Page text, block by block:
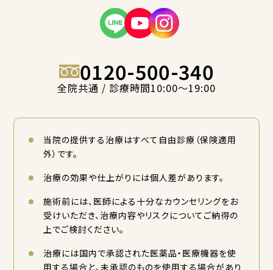
0120-500-340
全院共通 / 診療時間10:00〜19:00
当院の提供する治療はすべて自由診療（保険適用
外）です。
治療の効果や仕上がりには個人差があります。
施術前には、医師による十分なカウンセリングをお
受けいただき、治療内容やリスクについてご納得の
上でご検討ください。
治療には国内で承認された医薬品・医療機器を使
用する場合と、未承認のものを使用する場合があり